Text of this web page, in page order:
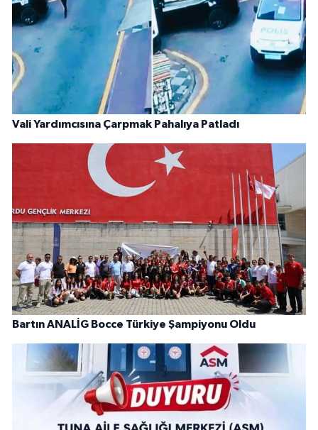
Vali Yardımcısına Çarpmak Pahalıya Patladı
Bartın ANALİG Bocce Türkiye Şampiyonu Oldu